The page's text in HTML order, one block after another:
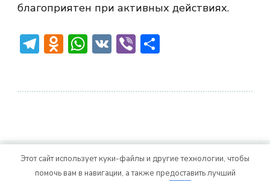
благоприятен при активных действиях.
Telegram
Odnoklassniki
WhatsApp
VKViber
© Авторское право 2026 Vitality Life. Все права
Этот сайт использует куки-файлы и другие технологии, чтобы
помочь вам в навигации, а также предоставить лучший